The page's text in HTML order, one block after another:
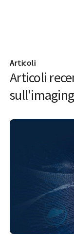
Articoli
Articoli